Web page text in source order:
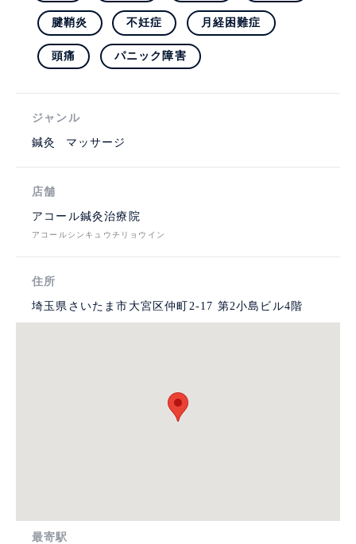
腱鞘炎 不妊症 月経困難症
頭痛 パニック障害
ジャンル
鍼灸 マッサージ
店舗
アコール鍼灸治療院
アコールシンキュウチリョウイン
住所
埼玉県さいたま市大宮区仲町2-17 第2小島ビル4階
最寄駅